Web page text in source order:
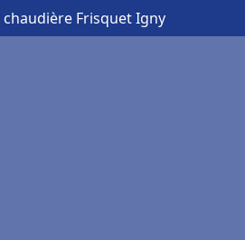
Frisquet Igny